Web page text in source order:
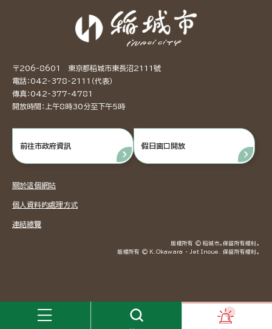
〒206-8601 東京都稻城市東長沼2111號
電話：042-378-2111（代表）
傳真：042-377-4781
開放時間：上午8時30分至下午5時
前往市政府資訊 假日窗口開放
關於這個網站
個人資料的處理方式
連結總覽
版權所有 © 稻城市。保留所有權利。
版權所有 © K.Okawara ・ Jet Inoue. 保留所有權利。